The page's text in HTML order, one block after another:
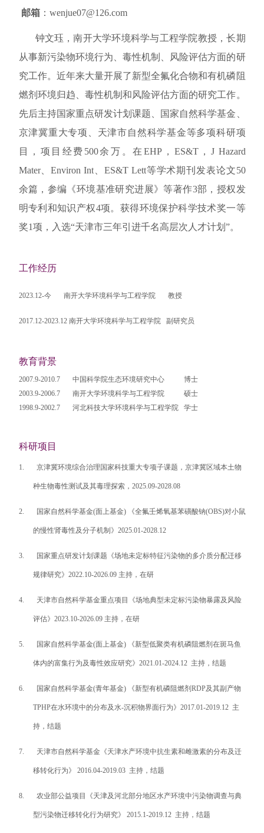
邮箱：wenjue07@126.com
钟文珏 ，南开大学环境科学与工程学院教授，长期
从事新污染物环境行为、毒性机制、风险评估方面的研
究工作。近年来大量开展了新型全氟化合物和有机磷阻
燃剂环境归趋、毒性机制和风险评估方面的研究工作。
先后主持国家重点研发计划课题、国家自然科学基金、
京津冀重大专项、天津市自然科学基金等多项科研项
目，项目经费 500余万。在 EHP， ES&T， J Hazard
Mater、Environ Int ES&T Lett等学术期刊发表论文50
余篇，参编《环境基准研究进展》等著作3部，授权发
明专利和知识产权4项。获得环境保护科学技术奖一等
奖1项，入选“天津市三年引进千名高层次人才计划”。
工作经历
2023.12-今 南开大学环境科学与工程学院 教授
2017.12-2023.12 南开大学环境科学与工程学院 副研究员
教育背景
2007.9-2010.7 中国科学院生态环境研究中心 博士
2003.9-2006.7 南开大学环境科学与工程学院 硕士
1998.9-2002.7 河北科技大学环境科学与工程学院 学士
科研项目
1. 京津冀环境综合治理国家科技重大专项子课题，京津冀区域本土物
种生物毒性测试及其毒理探索， 2025.09-2028.08
2. 国家自然科学基金(面上基金) 《全氟壬烯氧基苯磺酸钠(OBS)对小鼠
的慢性肾毒性及分子机制》 2025.01-2028.12
3. 国家重点研发计划课题《场地未定标特征污染物的多介质分配迁移
规律研究》 2022.10-2026.09 主持，在研
4. 天津市自然科学基金重点项目《场地典型未定标污染物暴露及风险
评估》 2023.10-2026.09 主持，在研
5. 国家自然科学基金(面上基金) 《新型低聚类有机磷阻燃剂在斑马鱼
体内的富集行为及毒性效应研究》 2021.01-2024.12 主持，结题
6. 国家自然科学基金(青年基金) 《新型有机磷阻燃剂 RDP及其副产物
TPHP在水环境中的分布及水-沉积物界面行为》 2017.01-2019.12 主
持，结题
7. 天津市自然科学基金《天津水产环境中抗生素和雌激素的分布及迁
移转化行为》 2016.04-2019.03 主持，结题
8. 农业部公益项目 《天津及河北部分地区水产环境中污染物调查与典
型污染物迁移转化行为研究》 2015.1-2019.12 主持，结题